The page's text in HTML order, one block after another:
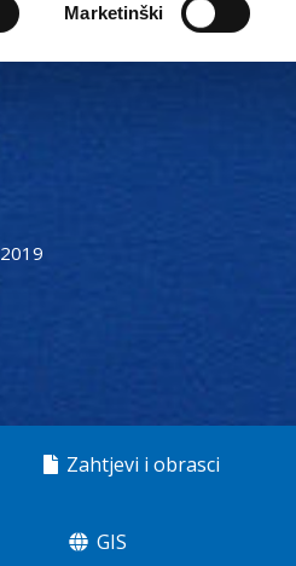
Marketinški
2019
Zahtjevi i obrasci
GIS